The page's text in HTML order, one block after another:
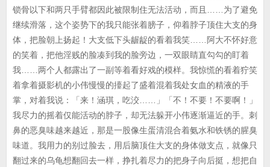
锁骨以下和两只手臂都因此被限制住无法活动，而且……为了避免
继续滑落，这个姿势下的我只能张着膀子，仰着脖子顶住大支的身
体，把脸朝上扬起！大支低下头龌龊的看着我笑……阿大不怀好意
的笑着，把他淫贱的脸凑到我的脸旁边，一双眼睛直勾勾的盯着
我……两个人都露出了一副等着看好戏的模样。我惊慌的看着狞笑
着拿着摄影机的小伟慢慢的擡起了盛着混着我处女血的精液的手
掌，对着我说：「来！涵琪，吃洨……」「不！不要！不要啊！」
我尽力的摇着仅能活动的脖子，却无法躲开小伟逐渐逼近的手。刺
鼻的恶臭味越来越近，那是一股像生蛋清混合着氨水和铁锈的腥臭
味道。我用力的别过脸去，用后脑顶住大支的身体做支点，就像只
翻过来的乌龟想翻回去一样，挣扎着尽力的把身子向后挺，想把自